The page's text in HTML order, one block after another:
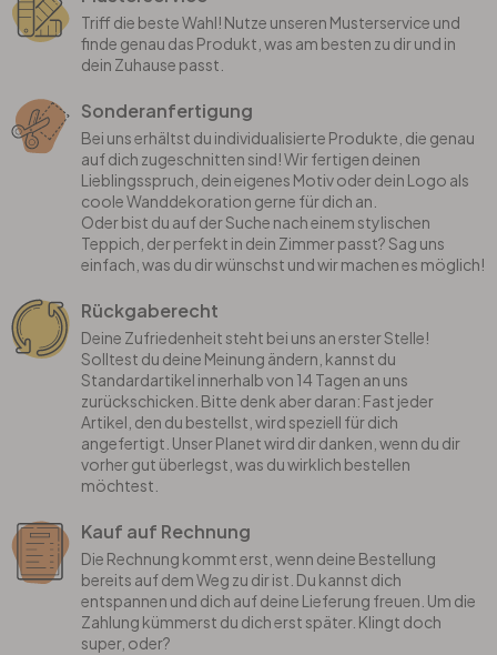
Triff die beste Wahl! Nutze unseren Musterservice und
finde genau das Produkt, was am besten zu dir und in
dein Zuhause passt.
Sonderanfertigung
Bei uns erhältst du individualisierte Produkte, die genau
auf dich zugeschnitten sind! Wir fertigen deinen
Lieblingsspruch, dein eigenes Motiv oder dein Logo als
coole Wanddekoration gerne für dich an.
Oder bist du auf der Suche nach einem stylischen
Teppich, der perfekt in dein Zimmer passt? Sag uns
einfach, was du dir wünschst und wir machen es möglich!
Rückgaberecht
Deine Zufriedenheit steht bei uns an erster Stelle!
Solltest du deine Meinung ändern, kannst du
Standardartikel innerhalb von 14 Tagen an uns
zurückschicken. Bitte denk aber daran: Fast jeder
Artikel, den du bestellst, wird speziell für dich
angefertigt. Unser Planet wird dir danken, wenn du dir
vorher gut überlegst, was du wirklich bestellen
möchtest.
Kauf auf Rechnung
Die Rechnung kommt erst, wenn deine Bestellung
bereits auf dem Weg zu dir ist. Du kannst dich
entspannen und dich auf deine Lieferung freuen. Um die
Zahlung kümmerst du dich erst später. Klingt doch
super, oder?